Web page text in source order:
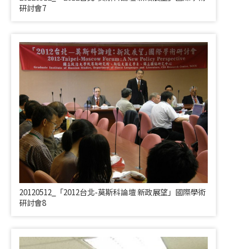
研討會7
20120512_「2012台北-莫斯科論壇 新政展望」國際學術
研討會8